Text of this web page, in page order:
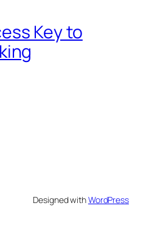
Key to
Designed withWordPress